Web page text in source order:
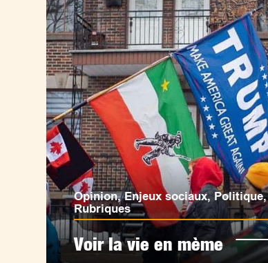
Opinion,Enjeux sociaux,Politique,
Rubriques
Voir la vie en mème